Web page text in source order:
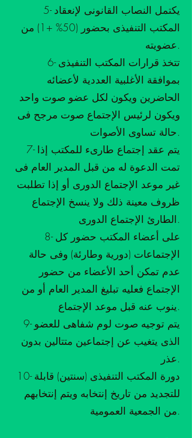
5- يكتمل النصاب القانونى لإنعقاد
المكتب التنفيذى بحضور (50% +1) من
عضويته.
6- تتخذ قرارات المكتب التنفيذى
بموافقة الأغلبية العددية لأعضائه
الحاضرين ويكون لكل عضو صوت واحد
ويكون لرئيس الإجتماع صوت مرجح فى
حالة تساوى الأصوات.
7- يتم عقد إجتماع طارىء للمكتب إذا
تمت الدعوة له من قبل المدير العام فى
غير موعد الإجتماع الدورى أو إذا تطلبت
ظروف معينة ذلك ولا ينسخ الإجتماع
الطارئ الإجتماع الدورى.
8- على أعضاء المكتب حضور كل
الإجتماعات (دورية وطارئة) وفى حالة
عدم تمكن أحد الأعضاء من حضور
الإجتماع فعليه تبليغ المدير العام أو من
ينوب عنه قبل موعد الإجتماع.
9- يتم توجيه صوت لوم شفاهى للعضو
الذى يتغيب عن إجتماعين متتالين بدون
عذر.
10- دورة المكتب التنفيذى (سنتين) قابلة
للتجديد من تاريخ إنتخابه ويتم إنتخابهم
من الجمعية العمومية.